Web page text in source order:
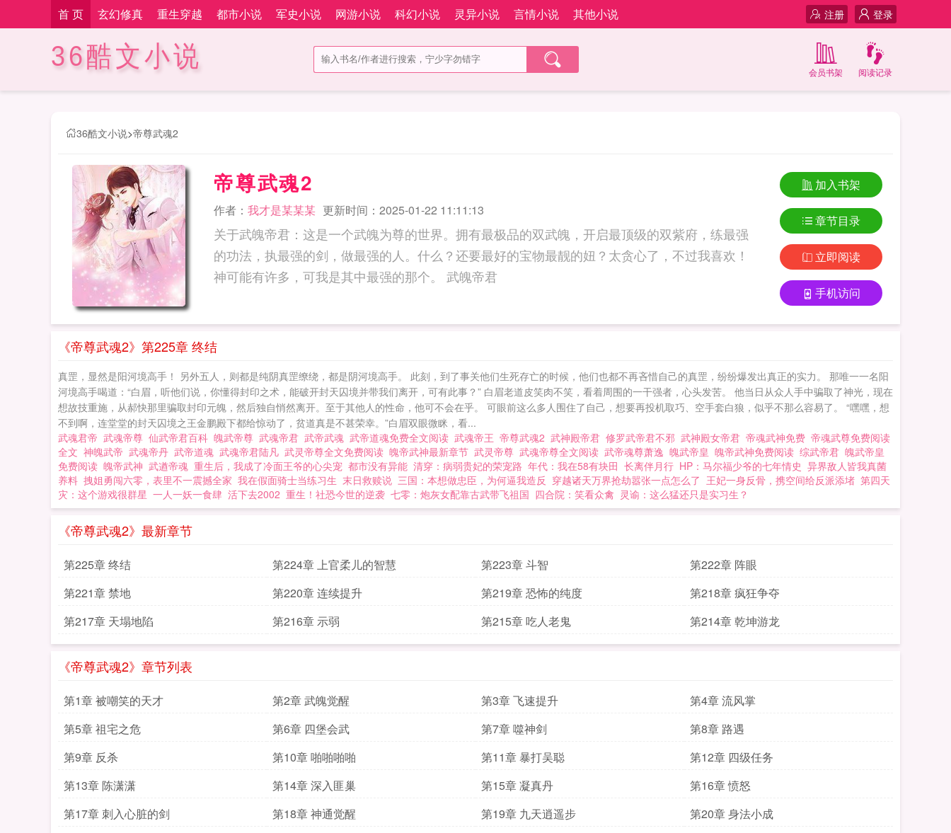
首 页 玄幻修真 重生穿越 都市小说 军史小说 网游小说 科幻小说 灵异小说 言情小说 其他小说 登录
注册
36酷文小说 阅读记录
会员书架
36酷文小说>帝尊武魂2
帝尊武魂2
作者： 我才是某某某 更新时间：2025-01-22 11:11:13
关于武魄帝君：这是一个武魄为尊的世界。拥有最极品的双武魄，开启最顶级的双紫府，练最强
的功法，执最强的剑，做最强的人。什么？还要最好的宝物最靓的妞？太贪心了，不过我喜欢！
神可能有许多，可我是其中最强的那个。 武魄帝君
加入书架
章节目录
立即阅读
手机访问
《帝尊武魂2》第225章 终结
真罡，显然是阳河境高手！ 另外五人，则都是纯阴真罡缭绕，都是阴河境高手。 此刻，到了事关他们生死存亡的时候，他们也都不再吝惜自己的真罡，纷纷爆发出真正的实力。 那唯一一名阳
河境高手喝道：“白眉，听他们说，你懂得封印之术，能破开封天囚境并带我们离开，可有此事？” 白眉老道皮笑肉不笑，看着周围的一干强者，心头发苦。 他当日从众人手中骗取了神光，现在
想故技重施，从郝快那里骗取封印元魄，然后独自悄然离开。至于其他人的性命，他可不会在乎。 可眼前这么多人围住了自己，想要再投机取巧、空手套白狼，似乎不那么容易了。 “嘿嘿，想
不到啊，连堂堂的封天囚境之王金鹏殿下都给惊动了，贫道真是不甚荣幸。”白眉双眼微眯，看...
武魂君帝 武魂帝尊 仙武帝君百科 魄武帝尊 武魂帝君 武帝武魂 武帝道魂免费全文阅读 武魂帝王 帝尊武魂2 武神殿帝君 修罗武帝君不邪 武神殿女帝君 帝魂武神免费 帝魂武尊免费阅读
全文 神魄武帝 武魂帝丹 武帝道魂 武魂帝君陆凡 武灵帝尊全文免费阅读 魄帝武神最新章节 武灵帝尊 武魂帝尊全文阅读 武帝魂尊萧逸 魄武帝皇 魄帝武神免费阅读 综武帝君 魄武帝皇
免费阅读 魄帝武神 武遒帝魂 重生后，我成了冷面王爷的心尖宠 都市没有异能 清穿：病弱贵妃的荣宠路 年代：我在58有块田 长离伴月行 HP：马尔福少爷的七年情史 异界敌人皆我真菌
养料 拽姐勇闯六零，表里不一震撼全家 我在假面骑士当练习生 末日救赎说 三国：本想做忠臣，为何逼我造反 穿越诸天万界抢劫嚣张一点怎么了 王妃一身反骨，携空间给反派添堵 第四天
灾：这个游戏很群星 一人一妖一食肆 活下去2002 重生！社恐今世的逆袭 七零：炮灰女配靠古武带飞祖国 四合院：笑看众禽 灵谕：这么猛还只是实习生？
《帝尊武魂2》最新章节
第225章 终结 第224章 上官柔儿的智慧 第223章 斗智
第222章 阵眼
第221章 禁地
第220章 连续提升 第219章 恐怖的纯度
第218章 疯狂争夺
第217章 天塌地陷
第216章 示弱 第215章 吃人老鬼 第214章 乾坤游龙
《帝尊武魂2》章节列表
第1章 被嘲笑的天才 第2章 武魄觉醒 第3章 飞速提升
第4章 流风掌
第5章 祖宅之危
第6章 四堡会武 第7章 噬神剑
第8章 路遇
第9章 反杀
第10章 啪啪啪啪 第11章 暴打吴聪
第12章 四级任务
第13章 陈潇潇
第14章 深入匪巢 第15章 凝真丹
第16章 愤怒
第17章 刺入心脏的剑
第18章 神通觉醒 第19章 九天逍遥步
第20章 身法小成